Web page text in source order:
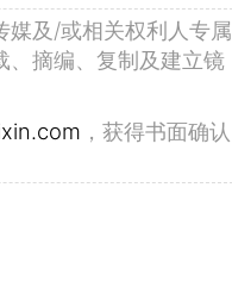
媒及/或相关权利人专属
、摘编、复制及建立镜
，获得书面确认